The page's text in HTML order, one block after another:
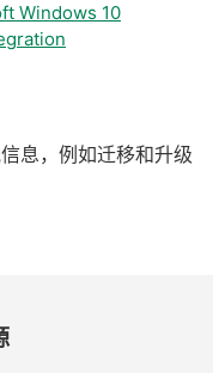
Windows 10
信息， 例如迁移和升级